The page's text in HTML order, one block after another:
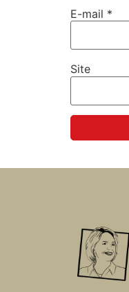
E-mail *
Site